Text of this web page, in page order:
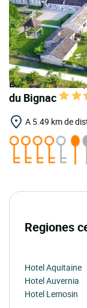
LOGIS
du Bignac
A 5.49 km de
Regiones
Hotel Aquitaine
Hotel Auvernia
Hotel Lemosin